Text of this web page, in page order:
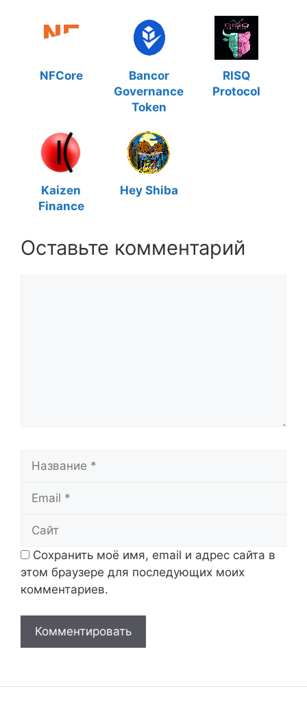
NFCore
Bancor
Governance
Token
RISQ
Protocol
Kaizen
Finance
Hey Shiba
Оставьте комментарий
Сохранить моё имя, email и адрес сайта в
этом браузере для последующих моих
комментариев.